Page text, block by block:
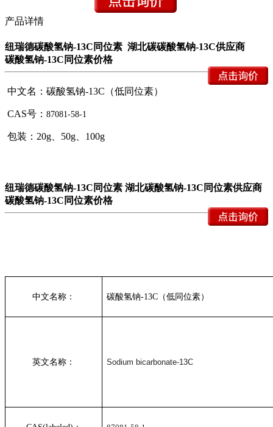
产品详情
纽瑞德碳酸氢钠-13C 同位素 湖北碳碳酸氢钠-13C供应商
碳酸氢钠-13C 同位素价格
中文名： 碳酸氢钠-13C（低同位素）
CAS号： 87081-58-1
包装： 20g、50g、100g
纽瑞德碳酸氢钠-13C 同位素 湖北碳酸氢钠-13C 同位素供应商
碳酸氢钠-13C 同位素价格
中文名称： 碳酸氢钠-13C（低同位素）
英文名称： Sodium bicarbonate-13C